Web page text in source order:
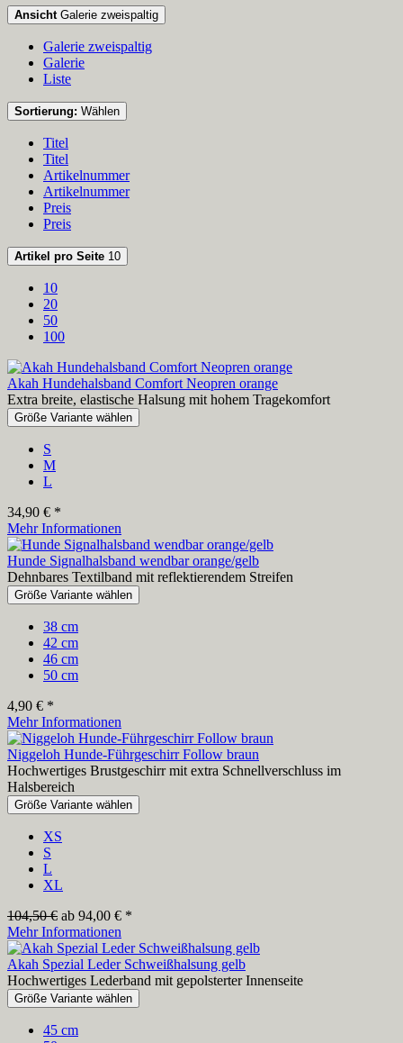
AnsichtGalerie zweispaltig
Galerie zweispaltig
Galerie
Liste
Sortierung: Wählen
Titel
Titel
Artikelnummer
Artikelnummer
Preis
Preis
Artikel pro Seite 10
10
20
50
100
Akah Hundehalsband Comfort Neopren orange
Extra breite, elastische Halsung mit hohem Tragekomfort
Größe Variante wählen
S
M
L
34,90 € *
Mehr Informationen
Hunde Signalhalsband wendbar orange/gelb
Dehnbares Textilband mit reflektierendem Streifen
Größe Variante wählen
38 cm
42 cm
46 cm
50 cm
4,90 € *
Mehr Informationen
Niggeloh Hunde-Führgeschirr Follow braun
Hochwertiges Brustgeschirr mit extra Schnellverschluss im
Halsbereich
Größe Variante wählen
XS
S
L
XL
104,50 € ab 94,00 € *
Mehr Informationen
Akah Spezial Leder Schweißhalsung gelb
Hochwertiges Lederband mit gepolsterter Innenseite
Größe Variante wählen
45 cm